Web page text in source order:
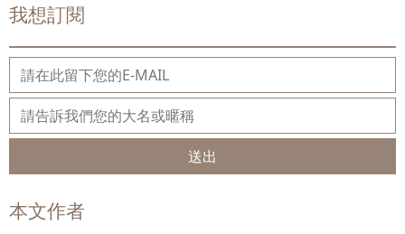
我想訂閱
送出
本文作者